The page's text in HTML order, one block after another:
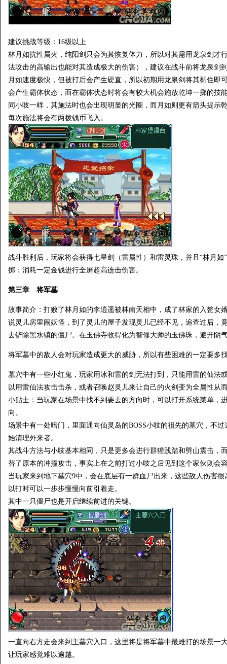
建议挑战等级：16级以上
林月如抗性属火，纯阳剑只会为其恢复体力，所以对其需用龙泉剑才
法攻击的高输出也能对其造成极大的伤害），建议在战斗前将龙泉剑
月如速度极快，但被打后会产生硬直，所以初期用龙泉剑将其黏住即
会产生霸体状态，而在霸体状态时将会有较大机会施放乾坤一掷的技
同小吱一样，其施法时也会出现明显的光圈，而月如则更有箭头提示
每次施法将会有两拨钱币飞入。
战斗胜利后，玩家将会获得七星剑（雷属性）和雷灵珠，并且“林月
掷：消耗一定金钱进行全屏超高连击伤害。
第三章 将军墓
故事简介：打败了林月如的李逍遥被林南天相中，成了林家的入赘女
说灵儿房里闹妖怪，到了灵儿的屋子发现灵儿已经不见，追查过后，
去铲除黑水镇的僵尸。在玉佛寺收得化为智修大师的玉佛珠，避开阴
将军墓中的敌人会对玩家造成更大的威胁，所以有些困难的一定要多
墓穴中有一些小红鬼，玩家用冰和雷的剑无法打到，只能用雷的仙法
以用雷仙法攻击击杀，或者召唤赵灵儿来让自己的火剑变为全属性从
小贴士：当玩家在场景中找不到要去的方向时，可以打开系统菜单，
向。
场景中有一处暗门，里面通向仙灵岛的BOSS小吱的祖先的墓穴，不
始清理外来者。
其战斗方法与小吱基本相同，只是更多会进行群猩践踏和劈山震击，
替了原本的冲撞攻击，事实上在之前打过小吱之后见到这个家伙则会
当玩家来到地下墓穴9中，会在底层有一群血尸出来，这些敌人伤害
以打时可以一步步慢慢向前引着走。
其中一只僵尸也是开启继续前进的关键。
一直向右方走会来到主墓穴入口，这里将是将军墓中最难打的场景一
让玩家感觉难以逾越。